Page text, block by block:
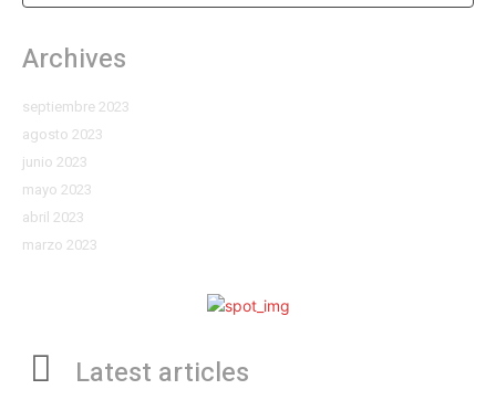
Archives
septiembre 2023
agosto 2023
junio 2023
mayo 2023
abril 2023
marzo 2023
Latest articles